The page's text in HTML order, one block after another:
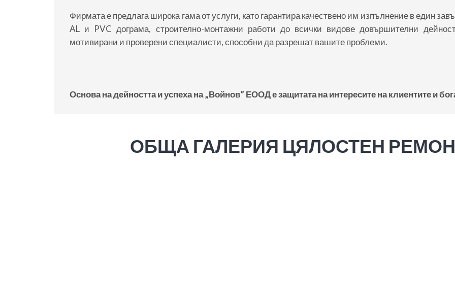
Фирмата е предлага широка гама от услуги, като гарантира качествено им изпълнение в един
AL и PVC дограма, строително-монтажни работи до всички видове довършителни
мотивирани и проверени специалисти, способни да разрешат вашите проблеми.
Основа на дейността и успеха на „Войнов” ЕООД е защитата наинтересите на клиентите и
ОБЩА ГАЛЕРИЯ ЦЯЛОСТЕН